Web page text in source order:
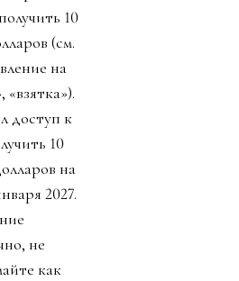
10
(см.
на
«взятка»).
доступ к
10
на
2027.
не
как